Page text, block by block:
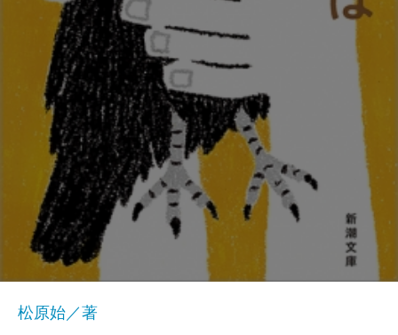
松原始／著